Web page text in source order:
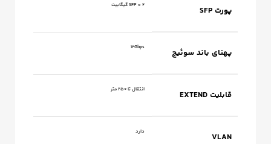
پورت SFP ۲ × SFP گیگابیت
پهنای باند سوئیچ ۱۲Gbps
قابلیت EXTEND انتقال تا ۲۵۰ متر
VLAN دارد